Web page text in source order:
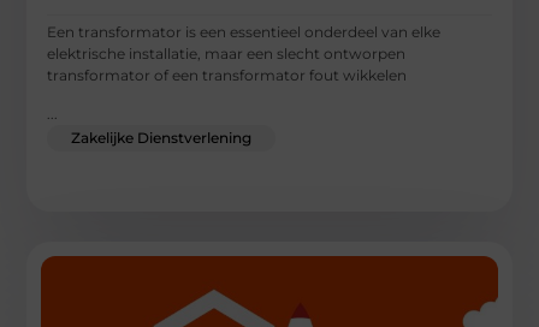
Een transformator is een essentieel onderdeel van elke
elektrische installatie, maar een slecht ontworpen
transformator of een transformator fout wikkelen
...
Zakelijke Dienstverlening